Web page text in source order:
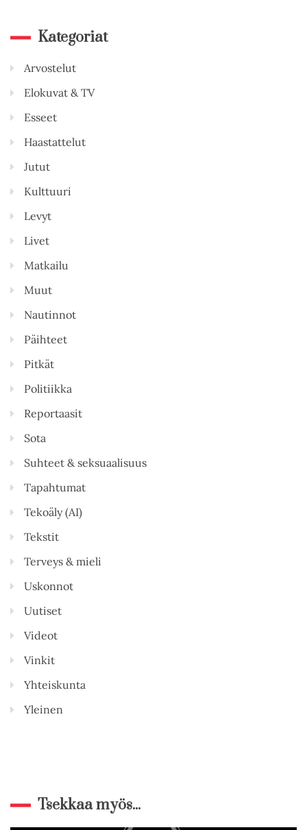
Kategoriat
Arvostelut
Elokuvat & TV
Esseet
Haastattelut
Jutut
Kulttuuri
Levyt
Livet
Matkailu
Muut
Nautinnot
Päihteet
Pitkät
Politiikka
Reportaasit
Sota
Suhteet & seksuaalisuus
Tapahtumat
Tekoäly (AI)
Tekstit
Terveys & mieli
Uskonnot
Uutiset
Videot
Vinkit
Yhteiskunta
Yleinen
Tsekkaa myös...